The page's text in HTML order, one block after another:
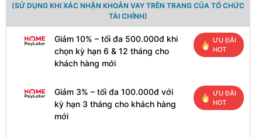
(SỬ DỤNG KHI XÁC NHẬN KHOẢN VAY TRÊN TRANG CỦA TỔ CHỨC
TÀI CHÍNH)
Giảm 10% – tối đa 500.000đ khi
chọn kỳ hạn 6 & 12 tháng cho
khách hàng mới
ƯU ĐÃI
HOT
Giảm 3% – tối đa 100.000đ với
kỳ hạn 3 tháng cho khách hàng
mới
ƯU ĐÃI
HOT